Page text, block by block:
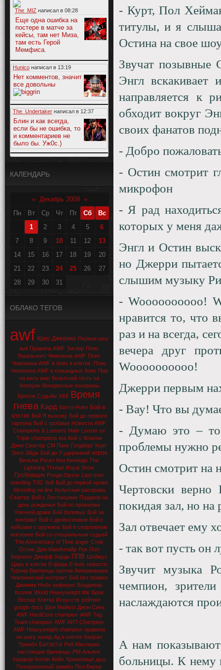
The_MIZ написал в 08:28
Еще одна ошибка на
постере в матче за
кейсы, там нет Миза,
там есть Герой
Мемфиса.
Hunico написал в 13:19
Нет комментов, значит
все довольны
The_Undertaker написал в 12:37
Блин и как всегда,
если бы не ошибка, то
и комментариев не
было бы. Уж0с.)
КАЛЕНДАРЬ
« Декабрь 2009 »
Пн
Вт Ср Чт Пт Сб
Вс
1
2 3 4 5
6
7
8 9 10 11 12
13
14
15 16 17 18 19
20
21
22 23 24 25 26
27
28
29 30 31
ОБЛАКО ТЕГОВ
awf Крис Джерико Первое шоу
awf Правила AWF Зиглер Пояс
Локального Чемпиона AWF Пояс
Чемпиона AWF в боях в клетке.
Пояс
Чемпиона AWF в командных боях Пир
на весь мир Кельтский гость на
Хеллуин Воскресные похороны
Бросок Судьбы ХБК Время
гнева Кард Баттл-Роял Бой в
клетке Бой Я выхожу Бой до первого
гарпуна Бой с гробами Новости AWF
Champions & Loosers Main Looser vs
Triple champions tea Бой с Флагом
Джек Сваггер СМ Панк Голдберг Курт
Энгл Эйдж Бой до 3 удержаний игрок
Вильям Регал Кен Кеннеди The
Lightning Thread Royal Show
Гробовщик Рэнди Ортон Last men
standing ТЛС бой Бой до первой крови
Wrestling on-line Кельтская расправа
Сваггер Бой с Лестницами Подарок на
день рожденья Бой по правилам
Уличной драки Бой болевых Бой за
контракт Бой с дровосеками Бой с
кейсами с оружием Бой в спортивном
магазине Бой со специальным судьей
The Anniversary of Time anger Стив
Остин Дрю МакИнтайр Рок Пол
Берчилл Джефф Харди ППВ Шеймус
Царь в клетке Е-феда E-feds новости
Турнир Британцы против Американцев
Чемпионский контракт Бой без правил
Джимми Нобл инферно Владимир
Козлов World Heavyweight title Брок
Леснар Клетка Искусств рейтинг
google docs Шон Майклз Джон Сина
AWF HardCore champion AWF Tag
Team champion AWF ART-Champion
AWF Heavyweight champion правила
ни шагу назад Ад в клетке Капрал
Тримбл Батиста Рей Мистерио
настоящие британцы РМ-Альянс
Хардкор Холли Кейн Хранилище душ
Похороненный заживо Пол Бирер
- Курт, Пол
титулы, и я
Остина на свое
Звучат позывные
Энгл
направляется к
обходит вокруг
своих фанатов
- Добро
- Остин смотрит
микрофон
- Я рад
которых у меня
Энгл и Остин
но Джерри
слышим музыку
- Woooooooooo!
нравится то, что
раз и на всегда,
вечера друг
Woooooooooo!
Джерри первым
- Вау! Что вы
- Думаю это – то
проблемы нужно
Остин смотрит на
Чертовски
покидая зал, но на
Зал отвечает ему
- так вот пусть он
Звучит музыка
чемпион,
наслаждаются
А нам
больницы. К нему